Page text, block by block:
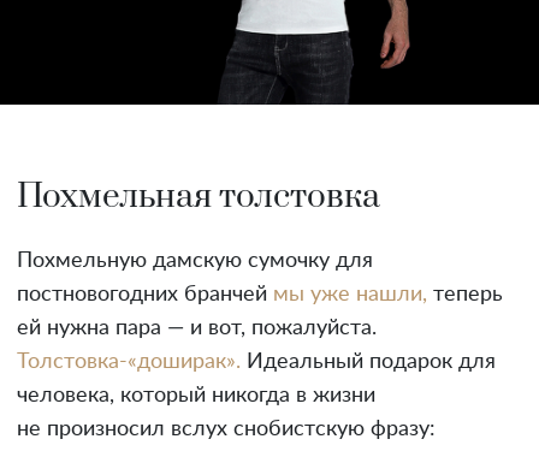
Похмельная толстовка
Похмельную дамскую сумочку для
постновогодних бранчей мы уже нашли, теперь
ей нужна пара — и вот, пожалуйста.
Толстовка-«доширак». Идеальный подарок для
человека, который никогда в жизни
не произносил вслух снобистскую фразу: